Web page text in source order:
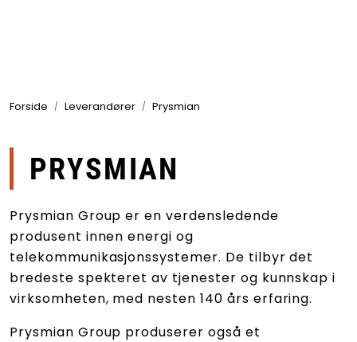
Forside Leverandører Prysmian
PRYSMIAN
Prysmian Group er en verdensledende
produsent innen energi og
telekommunikasjonssystemer. De tilbyr det
bredeste spekteret av tjenester og kunnskap i
virksomheten, med nesten 140 års erfaring.
Prysmian Group produserer også et
Bransjer
Leverandører